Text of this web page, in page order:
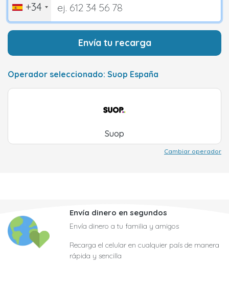
+34
Envía tu recarga
Operador seleccionado: Suop España
Suop
Cambiar operador
Envía dinero en segundos
Envía dinero a tu familia y amigos
Recarga el celular en cualquier país de manera
rápida y sencilla